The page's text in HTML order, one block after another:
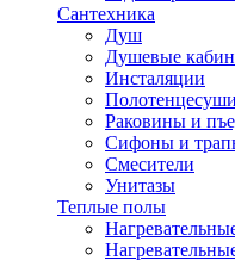
Сантехника
Душ
Душевые
Инсталяции
Раковины и
Сифоны и
Смесители
Унитазы
Теплые полы